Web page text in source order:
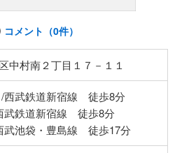
コメント（0件）
中村南２丁目１７－１１
/西武鉄道新宿線 徒歩8分
武鉄道新宿線 徒歩8分
武池袋・豊島線 徒歩17分